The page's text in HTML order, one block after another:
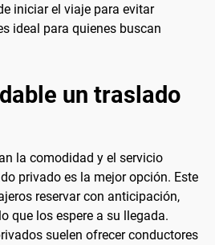
iniciar el viaje para evitar
ideal para quienes buscan
un traslado
la comodidad y el servicio
privado es la mejor opción. Este
reservar con anticipación,
que los espere a su llegada.
suelen ofrecer conductores